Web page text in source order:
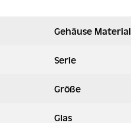
Gehäuse Material
Serie
Größe
Glas